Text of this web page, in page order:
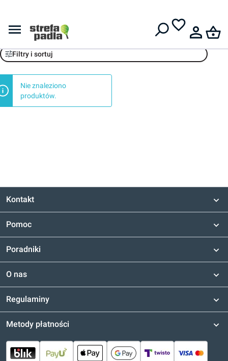
Wilson
Filtry i sortuj
Nie znaleziono
produktów.
Kontakt
Pomoc
Poradniki
O nas
Regulaminy
Metody płatności